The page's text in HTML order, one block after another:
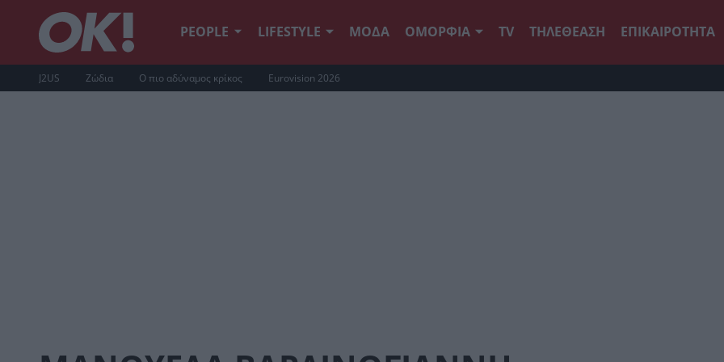
PEOPLE LIFESTYLE ΜΟΔΑ ΟΜΟΡΦΙΑ TV ΤΗΛΕΘΕΑΣΗ ΕΠΙΚΑΙΡΟΤΗΤΑ
J2US Ζώδια Ο πιο αδύναμος κρίκος Eurovision 2026